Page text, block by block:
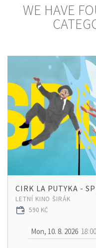
WE HAVE
CIRK LA PUTYKA -
LETNÍ KINO ŠIRÁK
590 KČ
Mon, 10. 8. 2026 18:00